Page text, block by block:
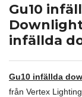
Gu10
Downlight
infällda
Gu10 infällda
från Vertex